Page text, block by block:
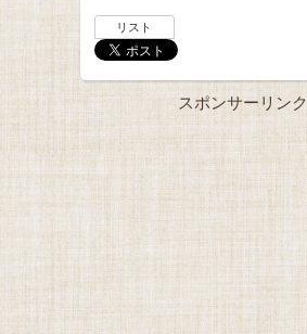
リスト
スポンサーリンク